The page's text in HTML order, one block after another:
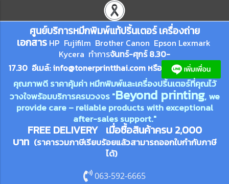
ศูนย์บริการหมึกพิมพ์แท้ปริ้นเตอร์ เครื่องถ่าย
เอกสาร HP Fujifilm Brother Canon Epson Lexmark
Kycera ทำการจันทร์-ศุกร์ 8.30-
17.30 อีเมล์:info@tonerprintthai.com หรือ
คุณภาพดี ราคาคุ้มค่า หมึกพิมพ์และเครื่องปริ้นเตอร์ที่คุณไว้
วางใจพร้อมบริการครบวงจร "Beyond printing, we
provide care – reliable products with exceptional
after-sales support."
FREE DELIVERY เมื่อซื้อสินค้าครบ 2,000
บาท (ราคารวมภาษีเรียบร้อยแล้วสามารถออกใบกำกับภาษี
ได้)
063-592-6665